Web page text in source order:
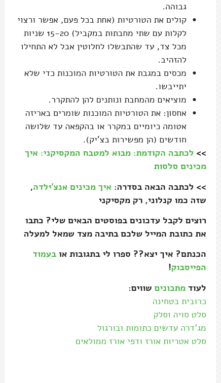
גבוהה.
קולים את הטורטיות (אחת בכל פעם, אפשר ורצוי
לקלות עם שתי מחבתות במקביל) 15-20 שניות
מכל צד, עד שהתבשלו לחלוטין אבל לא התחילו
להזהיב.
מכסים במגבת את הטורטיות המוכנות כדי שלא
יתייבשו.
מוציאים מהמחבת ונותנים להן להתקרר.
אחסון: את הטורטיות המוכנות שומרים באריזה
אטומה כיומיים במקרר או בהקפאה עד שלושה
חודשים (הן מפשירות בצ'יק).
>> לכתבה הקודמת: מבוא למטבח המקסיקני: איך
מכינים סלסות
>> לכתבה הבאה בסדרה: איך מכינים אנצ'ילדה,
שזה כמו קנלוני, רק מקסיקני
רוצים לקבל עדכונים בפוסטים הבאים שלי? כתבו
את כתובת המייל שלכם בתיבה מצד שמאל למעלה
הכנתם? איך יצא?? ספרו לי בתגובות או בעמוד
הפייסבוק!
לעוד מתכונים שווים:
כרובית בטחינה
סלט סויה וסלק
מג'דרה עדשים כתומות ובורגול
סלט אטריות אורז ודפי אורז ממולאים